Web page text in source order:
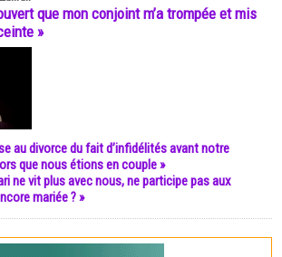
que mon conjoint m’a trompée et mis
»
au divorce du fait d’infidélités avant notre
que nous étions en couple »
ne vit plus avec nous, ne participe pas aux
mariée ? »